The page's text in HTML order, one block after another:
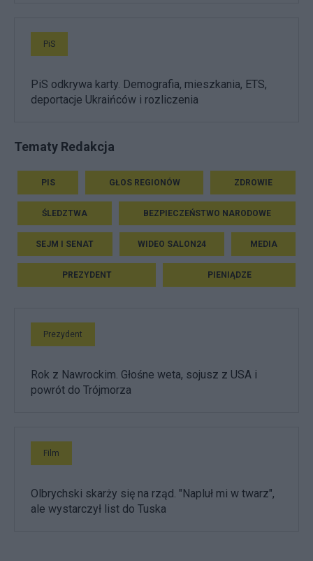
PiS
PiS odkrywa karty. Demografia, mieszkania, ETS,
deportacje Ukraińców i rozliczenia
Tematy Redakcja
PIS GŁOS REGIONÓW ZDROWIE
ŚLEDZTWA BEZPIECZEŃSTWO NARODOWE
SEJM I SENAT WIDEO SALON24 MEDIA
PREZYDENT PIENIĄDZE
Prezydent
Rok z Nawrockim. Głośne weta, sojusz z USA i
powrót do Trójmorza
Film
Olbrychski skarży się na rząd. "Napluł mi w twarz",
ale wystarczył list do Tuska